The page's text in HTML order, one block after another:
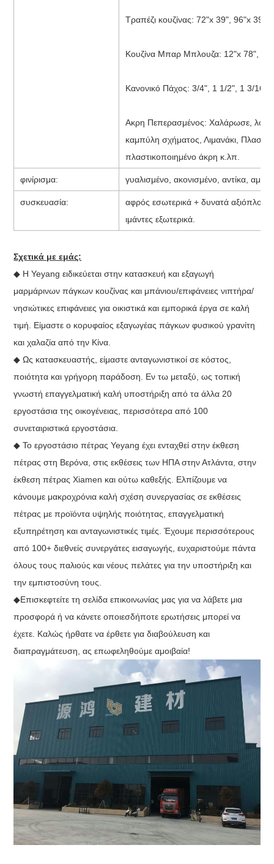
Τραπέζι κουζίνας: 72"x 39", 96"x 39";
Κουζίνα Μπαρ Μπλουζα: 12"x 78",
Κανονικό Πάχος: 3/4", 1 1/2", 1 3/16"
Ακρη Πεπερασμένος: Χαλάρωσε,
καμπύλη σχήματος, Λιμανάκι,
πλαστικοποιημένο άκρη κ.λπ.
φινίρισμα: γυαλισμένο, ακονισμένο, αντίκα,
συσκευασία:
αφρός εσωτερικά + δυνατά αξιόπλοα
ιμάντες εξωτερικά.
Σχετικά με εμάς:
◆ Η Yeyang ειδικεύεται στην κατασκευή και εξαγωγή
μαρμάρινων πάγκων κουζίνας και μπάνιου/επιφάνειες νιπτήρα/
νησιώτικες επιφάνειες για οικιστικά και εμπορικά έργα σε καλή
τιμή. Είμαστε ο κορυφαίος εξαγωγέας πάγκων φυσικού γρανίτη
και χαλαζία από την Κίνα.
◆ Ως κατασκευαστής, είμαστε ανταγωνιστικοί σε κόστος,
ποιότητα και γρήγορη παράδοση. Εν τω μεταξύ, ως τοπική
γνωστή επαγγελματική καλή υποστήριξη από τα άλλα 20
εργοστάσια της οικογένειας, περισσότερα από 100
συνεταιριστικά εργοστάσια.
◆ Το εργοστάσιο πέτρας Yeyang έχει ενταχθεί στην έκθεση
πέτρας στη Βερόνα, στις εκθέσεις των ΗΠΑ στην Ατλάντα, στην
έκθεση πέτρας Xiamen και ούτω καθεξής. Ελπίζουμε να
κάνουμε μακροχρόνια καλή σχέση συνεργασίας σε εκθέσεις
πέτρας με προϊόντα υψηλής ποιότητας, επαγγελματική
εξυπηρέτηση και ανταγωνιστικές τιμές. Έχουμε περισσότερους
από 100+ διεθνείς συνεργάτες εισαγωγής, ευχαριστούμε πάντα
όλους τους παλιούς και νέους πελάτες για την υποστήριξη και
την εμπιστοσύνη τους.
◆Επισκεφτείτε τη σελίδα επικοινωνίας μας για να λάβετε μια
προσφορά ή να κάνετε οποιεσδήποτε ερωτήσεις μπορεί να
έχετε. Καλώς ήρθατε να έρθετε για διαβούλευση και
διαπραγμάτευση, ας επωφεληθούμε αμοιβαία!